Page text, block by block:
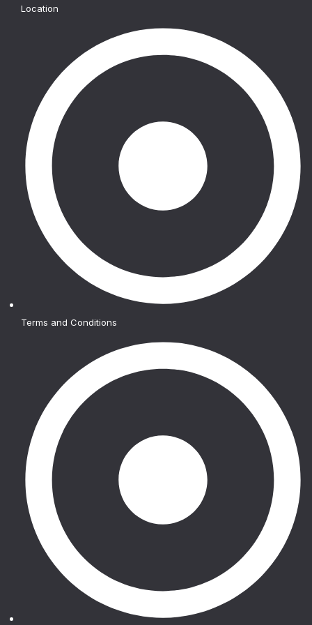
Location
Terms and Conditions